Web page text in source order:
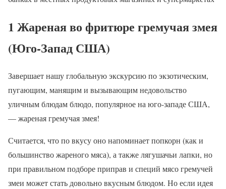
1 Жареная во фритюре гремучая змея
(Юго-Запад США)
Завершает нашу глобальную экскурсию по экзотическим,
пугающим, манящим и вызывающим недовольство
уличным блюдам блюдо, популярное на юго-западе США,
— жареная гремучая змея!
Считается, что по вкусу оно напоминает попкорн (как и
большинство жареного мяса), а также лягушачьи лапки, но
при правильном подборе приправ и специй мясо гремучей
змеи может стать довольно вкусным блюдом. Но если идея